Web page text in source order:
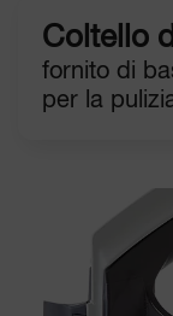
Coltello
fornito di
per la